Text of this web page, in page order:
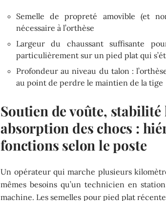
Semelle de propreté amovible (et
nécessaire à l’orthèse
Largeur du chaussant suffisante
particulièrement sur un pied plat qui
Profondeur au niveau du talon :
au point de perdre le maintien de la tige
Soutien de voûte,
absorption des chocs :
fonctions selon le poste
Un opérateur qui marche plusieurs
mêmes besoins qu’un technicien en
machine. Les semelles pour pied plat